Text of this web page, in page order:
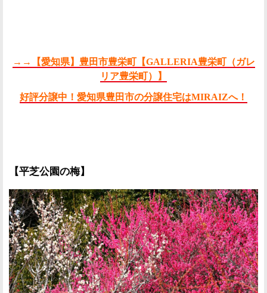
→→【愛知県】豊田市豊栄町【GALLERIA豊栄町（ガレ
リア豊栄町）】
好評分譲中！愛知県豊田市の分譲住宅はMIRAIZへ！
【平芝公園の梅】